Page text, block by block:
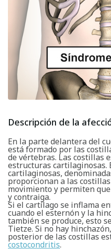
Descripción de la
En la parte delantera del
está formado por las
de vértebras. Las costillas
estructuras cartilaginosas.
cartilaginosas,
proporcionan a las
movimiento y permiten
y contraiga.
Si el cartílago se inflama
cuando el esternón y la
también se produce, esto
Tietze. Si no hay
posterior de las costillas
costocondritis.